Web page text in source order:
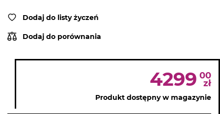
Dodaj do listy życzeń
Dodaj do porównania
4299 00
zł
Produkt dostępny w magazynie